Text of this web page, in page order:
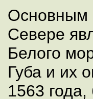
Основным
Севере
Белого
Губа и их
1563